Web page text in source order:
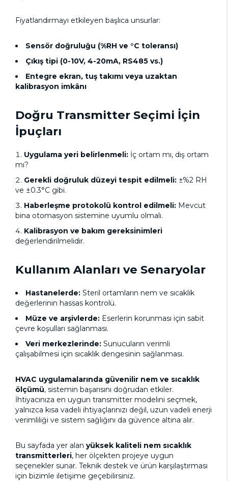
Fiyatlandırmayı etkileyen başlıca unsurlar:
Sensör doğruluğu (%RH ve °C toleransı)
Çıkış tipi (0-10V, 4-20mA, RS485 vs.)
Entegre ekran, tuş takımı veya uzaktan
kalibrasyon imkânı
Doğru Transmitter Seçimi İçin
İpuçları
Uygulama yeri belirlenmeli: İç ortam mı, dış ortam
mı?
Gerekli doğruluk düzeyi tespit edilmeli: ±%2 RH
ve ±0.3°C gibi.
Haberleşme protokolü kontrol edilmeli: Mevcut
bina otomasyon sistemine uyumlu olmalı.
Kalibrasyon ve bakım gereksinimleri
değerlendirilmelidir.
Kullanım Alanları ve Senaryolar
Hastanelerde: Steril ortamların nem ve sıcaklık
değerlerinin hassas kontrolü.
Müze ve arşivlerde: Eserlerin korunması için sabit
çevre koşulları sağlanması.
Veri merkezlerinde: Sunucuların verimli
çalışabilmesi için sıcaklık dengesinin sağlanması.
HVAC uygulamalarında güvenilir nem ve sıcaklık
ölçümü, sistemin başarısını doğrudan etkiler.
İhtiyacınıza en uygun transmitter modelini seçmek,
yalnızca kısa vadeli ihtiyaçlarınızı değil, uzun vadeli enerji
verimliliği ve sistem sağlığını da güvence altına alır.
Bu sayfada yer alan yüksek kaliteli nem sıcaklık
transmitterleri, her ölçekten projeye uygun
seçenekler sunar. Teknik destek ve ürün karşılaştırması
için bizimle iletişime geçebilirsiniz.